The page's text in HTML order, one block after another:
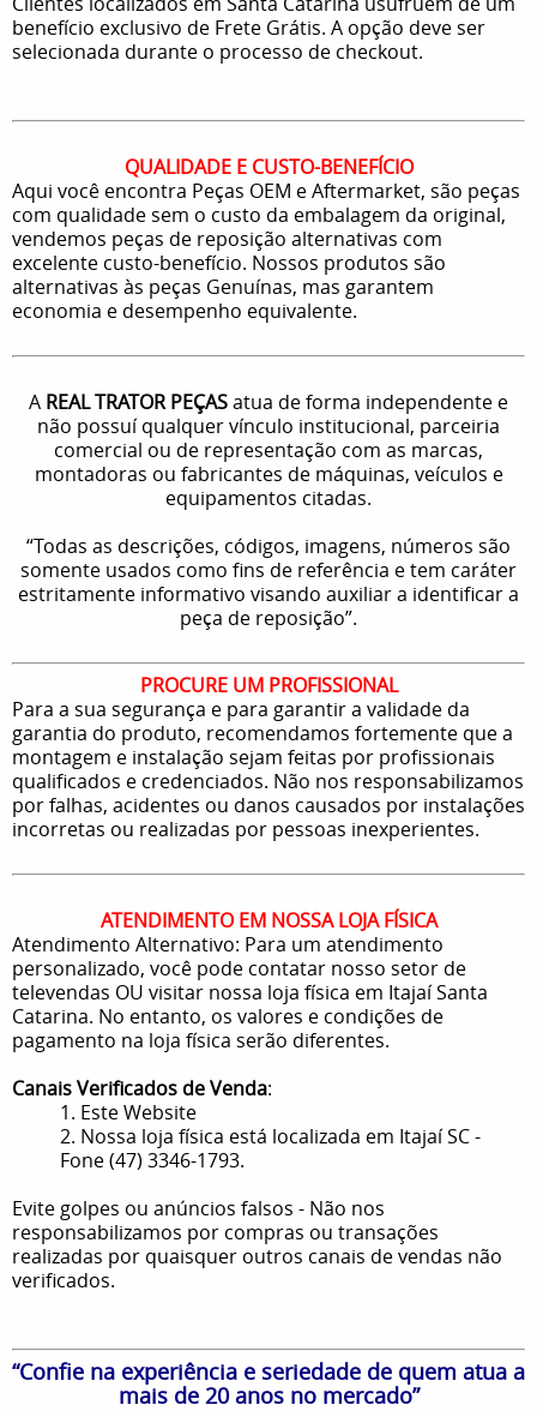
benefício exclusivo de Frete Grátis. A opção deve ser
selecionada durante o processo de checkout.
QUALIDADE E CUSTO-BENEFÍCIO
Aqui você encontra Peças OEM e Aftermarket, são peças
com qualidade sem o custo da embalagem da original,
vendemos peças de reposição alternativas com
excelente custo-benefício. Nossos produtos são
alternativas às peças Genuínas, mas garantem
economia e desempenho equivalente.
A REAL TRATOR PEÇASatua de forma independente e
não possuí qualquer vínculo institucional, parceiria
comercial ou de representação com as marcas,
montadoras ou fabricantes de máquinas, veículos e
equipamentos citadas.
“Todas as descrições, códigos, imagens, números são
somente usados como fins de referência e tem caráter
estritamente informativo visando auxiliar a identificar a
peça de reposição”.
PROCURE UM PROFISSIONAL
Para a sua segurança e para garantir a validade da
garantia do produto, recomendamos fortemente que a
montagem e instalação sejam feitas por profissionais
qualificados e credenciados. Não nos responsabilizamos
por falhas, acidentes ou danos causados por instalações
incorretas ou realizadas por pessoas inexperientes.
ATENDIMENTO EM NOSSA LOJA FÍSICA
Atendimento Alternativo: Para um atendimento
personalizado, você pode contatar nosso setor de
televendas OU visitar nossa loja física em Itajaí Santa
Catarina. No entanto, os valores e condições de
pagamento na loja física serão diferentes.
Canais Verificados de Venda:
1. Este Website
2. Nossa loja física está localizada em Itajaí SC -
Fone (47) 3346-1793.
Evite golpes ou anúncios falsos - Não nos
responsabilizamos por compras ou transações
realizadas por quaisquer outros canais de vendas não
verificados.
“Confie na experiência e seriedade de quem atua a
mais de 20 anos no mercado”